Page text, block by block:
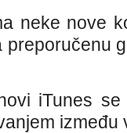
neke nove
preporučenu
iTunes